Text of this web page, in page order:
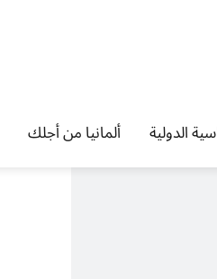
الدولية ألمانيا من أجلك